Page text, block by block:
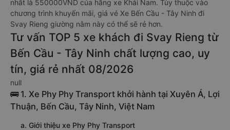
nhất là 550000VND của hãng xe Khải Nam. Tùy thuộc vào
chương trình khuyến mãi, giá vé Xe Bến Cầu - Tây Ninh đi
Svay Rieng giường nằm này có thể sẽ rẻ hơn.
Tư vấn TOP 5 xe khách đi Svay Rieng từ
Bến Cầu - Tây Ninh chất lượng cao, uy
tín, giá rẻ nhất 08/2026
null
🚌 1. Xe Phy Phy Transport khởi hành tại Xuyên Á, Lợi
Thuận, Bến Cầu, Tây Ninh, Việt Nam
a. Giới thiệu xe Phy Phy Transport